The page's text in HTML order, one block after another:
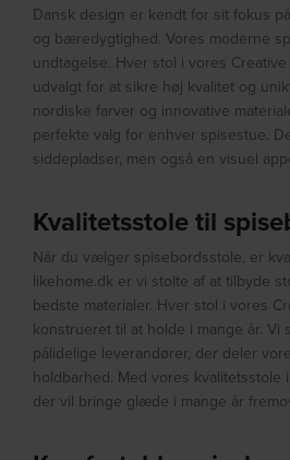
Dansk design er kendt for sit fokus
og bæredygtighed. Vores moderne
undtagelse. Hver stol i vores
udvalgt for at sikre høj kvalitet og
nordiske farver og innovative
perfekte valg for enhver spisestue.
siddepladser, men også en visuel
Kvalitetsstole til
Når du vælger spisebordsstole, er
likehome.dk er vi stolte af at tilbyde
bedste materialer. Hver stol i vores
konstrueret til at holde i mange år. Vi
pålidelige leverandører, der deler
holdbarhed. Med vores kvalitetsstole
der vil bringe glæde i mange år